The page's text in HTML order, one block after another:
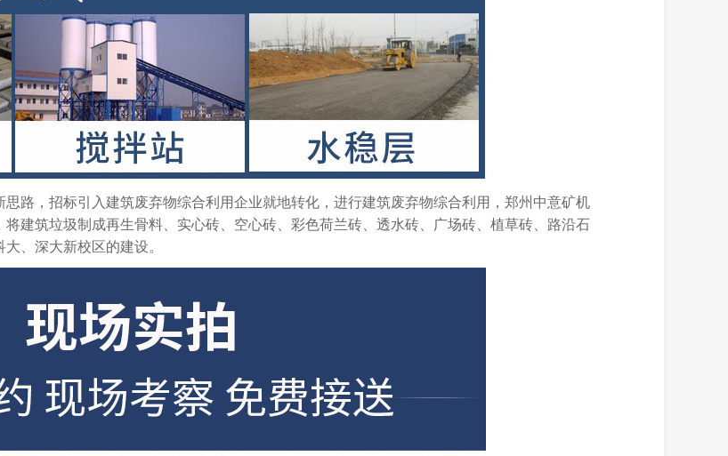
路，招标引入建筑废弃物综合利用企业就地转化，进行建筑废弃物综合利用，郑州中意矿机
建筑垃圾制成再生骨料、实心砖、空心砖、彩色荷兰砖、透水砖、广场砖、植草砖、路沿石
、深大新校区的建设。